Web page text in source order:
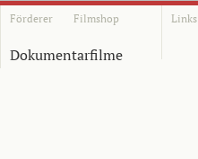
Förderer Filmshop Links
Dokumentarfilme